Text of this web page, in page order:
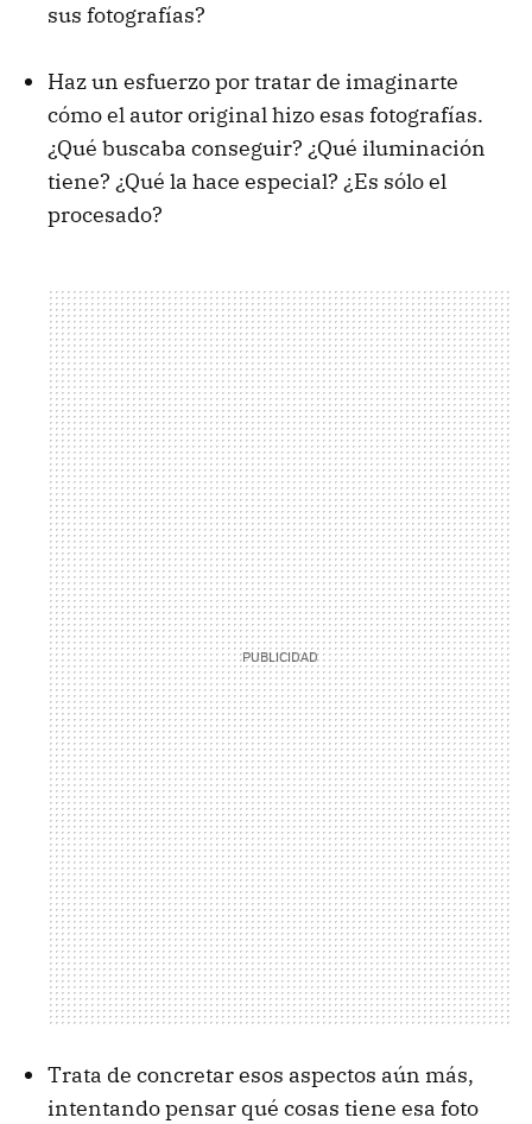
sus fotografías?
Haz un esfuerzo por tratar de imaginarte
cómo el autor original hizo esas fotografías.
¿Qué buscaba conseguir? ¿Qué iluminación
tiene? ¿Qué la hace especial? ¿Es sólo el
procesado?
Trata de concretar esos aspectos aún más,
intentando pensar qué cosas tiene esa foto